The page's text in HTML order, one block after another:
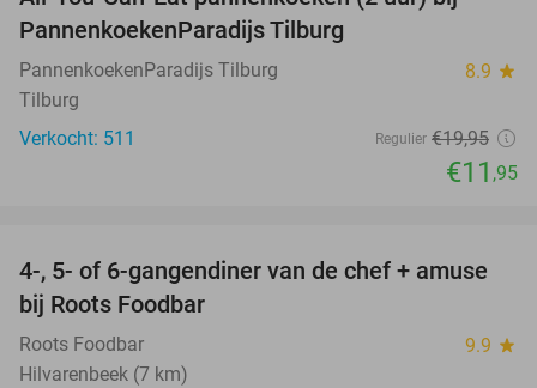
PannenkoekenParadijs Tilburg
PannenkoekenParadijs Tilburg 8.9 star
Tilburg
Verkocht: 511
Regulier €19,95
€11 ,95
35%
4-, 5- of 6-gangendiner van de chef + amuse
bij Roots Foodbar
Roots Foodbar 9.9 star
Hilvarenbeek (7 km)